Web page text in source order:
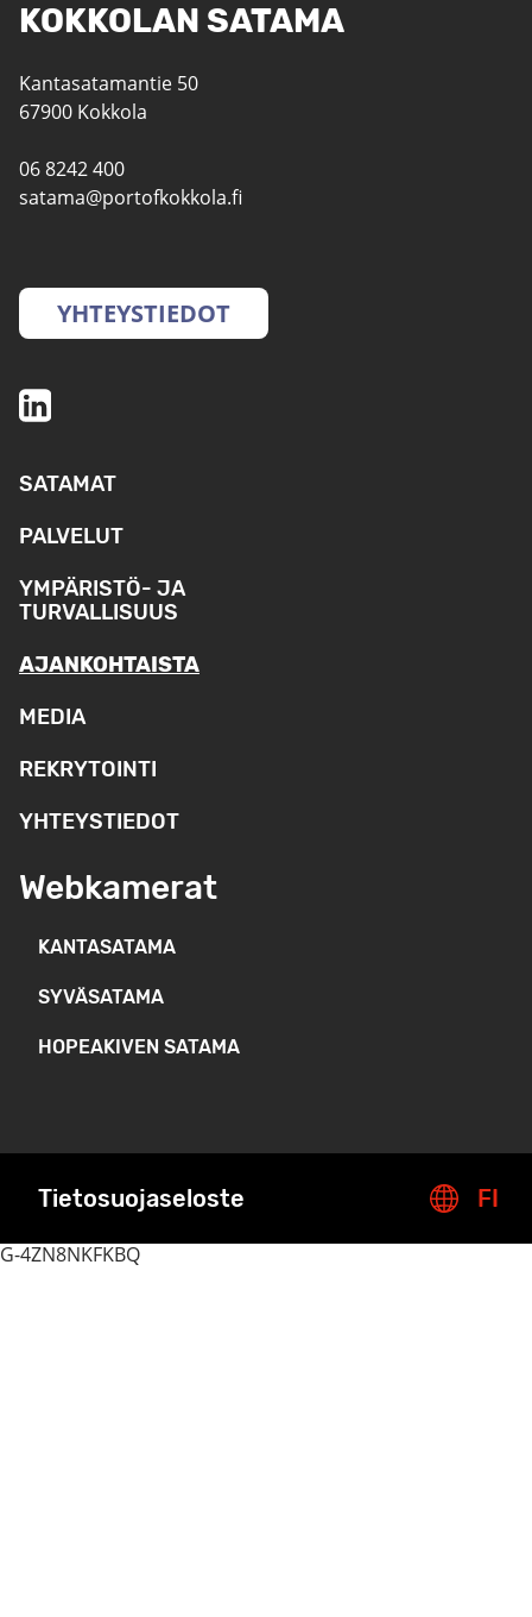
KOKKOLAN SATAMA
Kantasatamantie 50
67900 Kokkola
06 8242 400
satama@portofkokkola.fi
YHTEYSTIEDOT
SATAMAT
PALVELUT
YMPÄRISTÖ- JA
TURVALLISUUS
AJANKOHTAISTA
MEDIA
REKRYTOINTI
YHTEYSTIEDOT
Webkamerat
KANTASATAMA
SYVÄSATAMA
HOPEAKIVEN SATAMA
Tietosuojaseloste FI
G-4ZN8NKFKBQ